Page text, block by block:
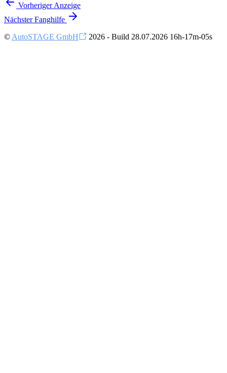
Vorheriger Anzeige
Nächster Fanghilfe
© AutoSTAGE GmbH 2026 - Build 28.07.2026 16h-17m-05s